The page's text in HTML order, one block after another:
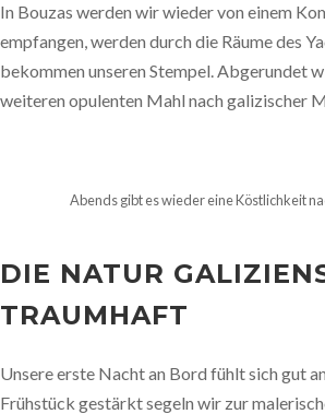
In Bouzas werden wir wieder von einem
empfangen, werden durch die Räume des
bekommen unseren Stempel. Abgerundet
weiteren opulenten Mahl nach galizischer
Abends gibt es wieder eine Köstlichkeit
DIE NATUR
TRAUMHAFT
Unsere erste Nacht an Bord fühlt sich gut
Frühstück gestärkt segeln wir zur